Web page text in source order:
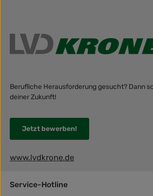
Berufliche Herausforderung gesucht? Dann
deiner Zukunft!
Jetzt bewerben!
www.lvdkrone.de
Service-Hotline